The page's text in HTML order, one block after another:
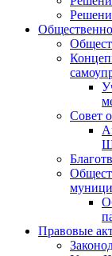
Совет
Правовые